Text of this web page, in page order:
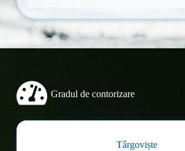
Gradul de contorizare
Târgoviște